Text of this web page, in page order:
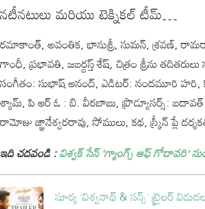
నటీనటులు మరియు టెక్నికల్ టీమ్…
రమాకాంత్, అవంతిక, భానుశ్రీ, సుమన్, శ్రవణ్,
గాంధీ, ప్రభావతి, జబర్దస్త్ శేష్, చిత్రం శ్రీను
సంగీతం: సుభాష్ ఆనంద్, ఎడిటర్: నందమూరి
శ్యామ్, పి ఆర్ ఓ : బి. వీరబాబు, ప్రొడ్యూసర్స్: బదావత్
రామోజు జ్ఞానేశ్వరరావు, సోములు, కథ, స్క్రీన్ ప్లే
ఇది చదవండి :విశ్వక్ సేన్ ‘గ్యాంగ్స్ ఆఫ్ గోదావరి’
సూర్య ‘విశ్వనాథ్ & సన్స్’ ట్రైలర్